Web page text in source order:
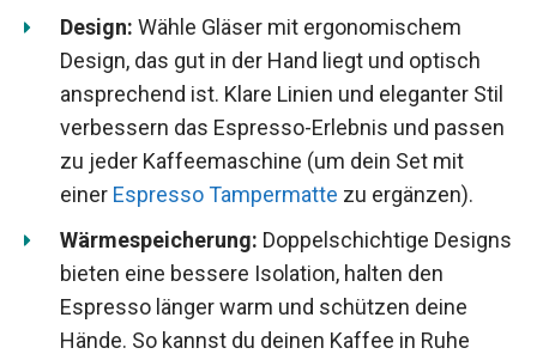
Design: Wähle Gläser mit ergonomischem
Design, das gut in der Hand liegt und optisch
ansprechend ist. Klare Linien und eleganter Stil
verbessern das Espresso-Erlebnis und passen
zu jeder Kaffeemaschine (um dein Set mit
einer Espresso Tampermatte zu ergänzen).
Wärmespeicherung: Doppelschichtige Designs
bieten eine bessere Isolation, halten den
Espresso länger warm und schützen deine
Hände. So kannst du deinen Kaffee in Ruhe